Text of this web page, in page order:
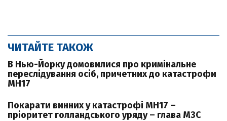
ЧИТАЙТЕ ТАКОЖ
В Нью-Йорку домовилися про кримінальне
переслідування осіб, причетних до катастрофи
MH17
Покарати винних у катастрофі MH17 –
пріоритет голландського уряду – глава МЗС